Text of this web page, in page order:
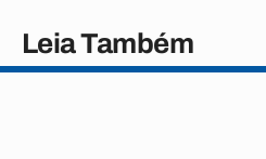
Leia Também